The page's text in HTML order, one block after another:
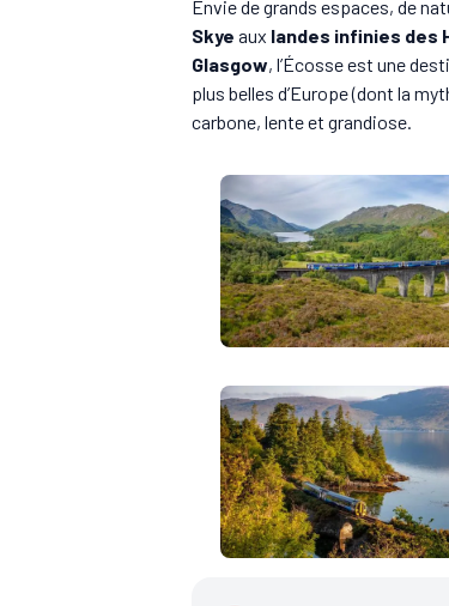
Envie de grands espaces, de
Skye aux landes infinies des
Glasgow, l’Écosse est une
plus belles d’Europe (dont la
carbone, lente et grandiose.